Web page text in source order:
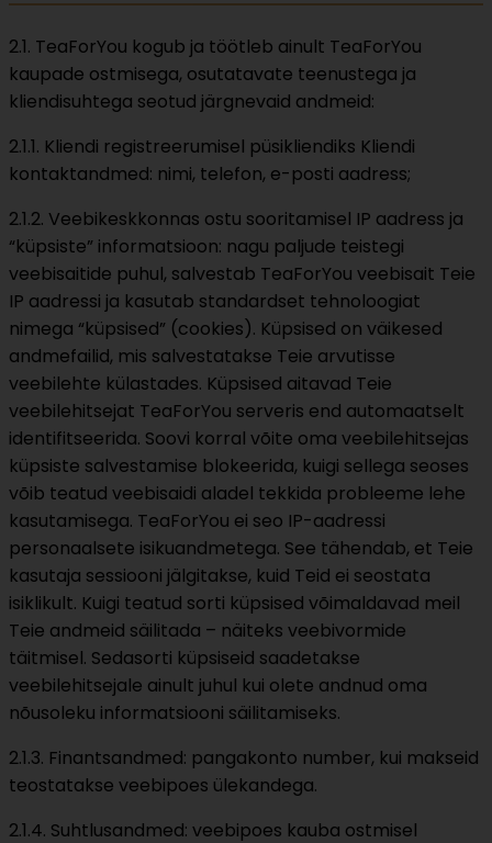
2.1. TeaForYou kogub ja töötleb ainult TeaForYou
kaupade ostmisega, osutatavate teenustega ja
kliendisuhtega seotud järgnevaid andmeid:
2.1.1. Kliendi registreerumisel püsikliendiks Kliendi
kontaktandmed: nimi, telefon, e-posti aadress;
2.1.2. Veebikeskkonnas ostu sooritamisel IP aadress ja
“küpsiste” informatsioon: nagu paljude teistegi
veebisaitide puhul, salvestab TeaForYou veebisait Teie
IP aadressi ja kasutab standardset tehnoloogiat
nimega “küpsised” (cookies). Küpsised on väikesed
andmefailid, mis salvestatakse Teie arvutisse
veebilehte külastades. Küpsised aitavad Teie
veebilehitsejat TeaForYou serveris end automaatselt
identifitseerida. Soovi korral võite oma veebilehitsejas
küpsiste salvestamise blokeerida, kuigi sellega seoses
võib teatud veebisaidi aladel tekkida probleeme lehe
kasutamisega. TeaForYou ei seo IP-aadressi
personaalsete isikuandmetega. See tähendab, et Teie
kasutaja sessiooni jälgitakse, kuid Teid ei seostata
isiklikult. Kuigi teatud sorti küpsised võimaldavad meil
Teie andmeid säilitada – näiteks veebivormide
täitmisel. Sedasorti küpsiseid saadetakse
veebilehitsejale ainult juhul kui olete andnud oma
nõusoleku informatsiooni säilitamiseks.
2.1.3. Finantsandmed: pangakonto number, kui makseid
teostatakse veebipoes ülekandega.
2.1.4. Suhtlusandmed: veebipoes kauba ostmisel